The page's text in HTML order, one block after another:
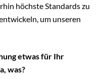
höchste Standards zu
um unseren
etwas für Ihr
was?